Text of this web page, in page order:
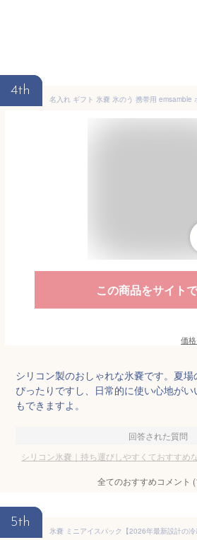
4th
この商品をサイト
価
シリコン製のおしゃれな氷嚢です。夏
ぴったりですし、日常的に使い心地が
もできますよ。
回答された質問
シリコン氷嚢｜持ち運びしやすくておすすめ
全てのおすすめコメント (
5th